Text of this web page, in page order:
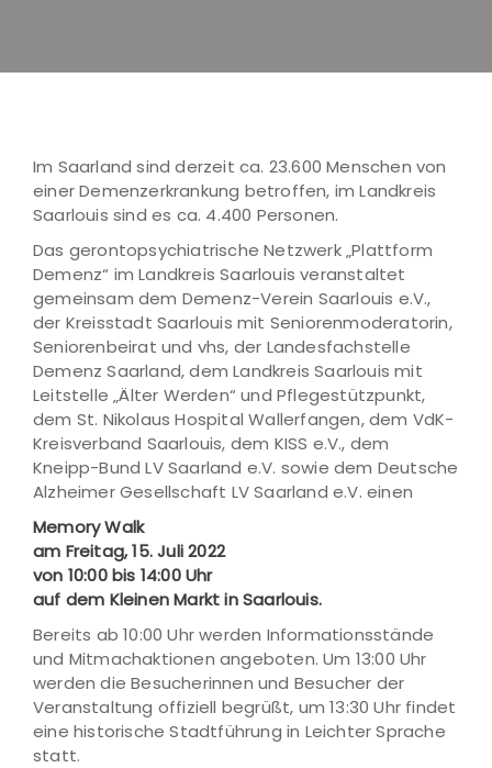
Im Saarland sind derzeit ca. 23.600 Menschen von
einer Demenzerkrankung betroffen, im Landkreis
Saarlouis sind es ca. 4.400 Personen.
Das gerontopsychiatrische Netzwerk „Plattform
Demenz“ im Landkreis Saarlouis veranstaltet
gemeinsam dem Demenz-Verein Saarlouis e.V.,
der Kreisstadt Saarlouis mit Seniorenmoderatorin,
Seniorenbeirat und vhs, der Landesfachstelle
Demenz Saarland, dem Landkreis Saarlouis mit
Leitstelle „Älter Werden“ und Pflegestützpunkt,
dem St. Nikolaus Hospital Wallerfangen, dem VdK-
Kreisverband Saarlouis, dem KISS e.V., dem
Kneipp-Bund LV Saarland e.V. sowie dem Deutsche
Alzheimer Gesellschaft LV Saarland e.V. einen
Memory Walk
am Freitag, 15. Juli 2022
von 10:00 bis 14:00 Uhr
auf dem Kleinen Markt in Saarlouis.
Bereits ab 10:00 Uhr werden Informationsstände
und Mitmachaktionen angeboten. Um 13:00 Uhr
werden die Besucherinnen und Besucher der
Veranstaltung offiziell begrüßt, um 13:30 Uhr findet
eine historische Stadtführung in Leichter Sprache
statt.